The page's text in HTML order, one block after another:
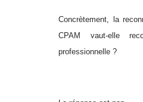
Concrètement, la
CPAM vaut-elle
professionnelle ?